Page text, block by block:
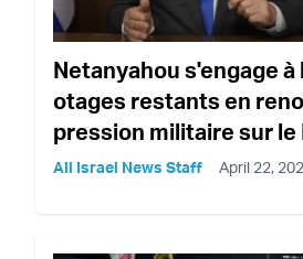
Netanyahou s'engage
otages restants en
pression militaire sur le
All Israel News Staff April 22,